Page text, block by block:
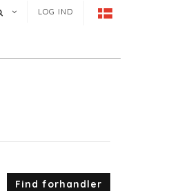
LOG IND
Find forhandler